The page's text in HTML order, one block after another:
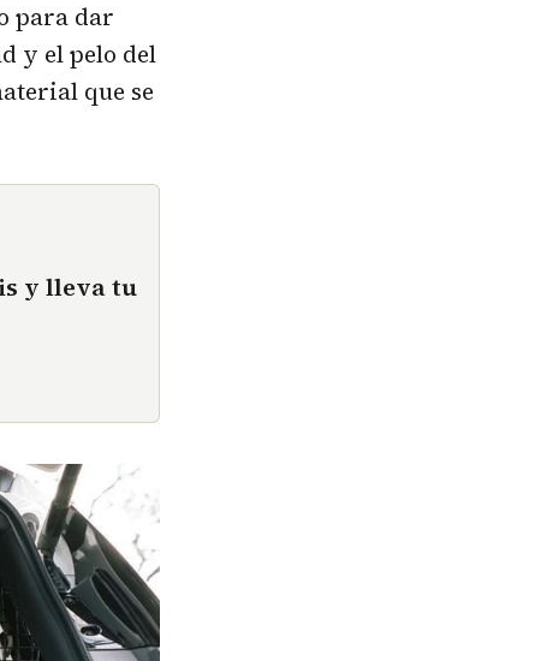
para dar
y el pelo del
que se
y lleva tu